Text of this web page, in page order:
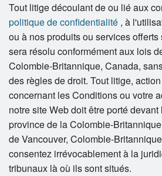
Tout litige découlant de ou lié aux
politique de confidentialité , à
ou à nos produits ou services
sera résolu conformément aux lois
Colombie-Britannique, Canada,
des règles de droit. Tout litige,
concernant les Conditions ou votre
notre site Web doit être porté
province de la Colombie-
de Vancouver, Colombie-
consentez irrévocablement à la
tribunaux là où ils sont situés.